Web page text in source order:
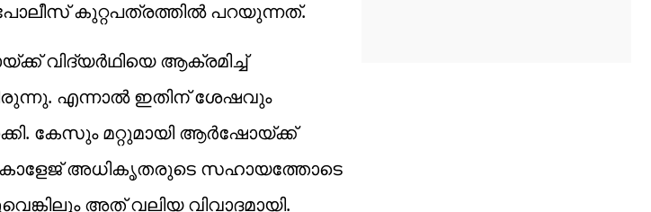
കുറ്റപത്രത്തില്‍ പറയുന്നത്.
വിദ്യര്‍ഥിയെ ആക്രമിച്ച്
എന്നാല്‍ ഇതിന് ശേഷവും
കേസും മറ്റുമായി ആര്‍ഷോയ്ക്ക്
കോളേജ് അധികൃതരുടെ സഹായത്തോടെ
അത് വലിയ വിവാദമായി.